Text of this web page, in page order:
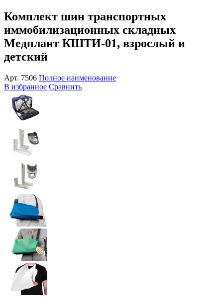
Комплект шин транспортных
иммобилизационных складных
Медплант КШТИ-01, взрослый и
детский
Арт. 7506 Полное наименование
В избранное Сравнить